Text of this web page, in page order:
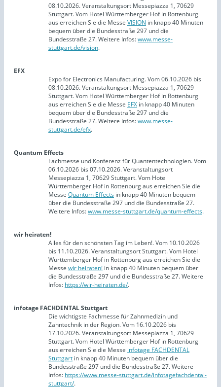
08.10.2026. Veranstaltungsort Messepiazza 1, 70629
Stuttgart. Vom Hotel Württemberger Hof in Rottenburg
aus erreichen Sie die Messe VISION in knapp 40 Minuten
bequem über die Bundesstraße 297 und die
Bundesstraße 27. Weitere Infos:www.messe-
stuttgart.de/vision.
EFX
Expo for Electronics Manufacturing. Vom 06.10.2026 bis
08.10.2026. Veranstaltungsort Messepiazza 1, 70629
Stuttgart. Vom Hotel Württemberger Hof in Rottenburg
aus erreichen Sie die Messe EFX in knapp 40 Minuten
bequem über die Bundesstraße 297 und die
Bundesstraße 27. Weitere Infos:www.messe-
stuttgart.de/efx.
Quantum Effects
Fachmesse und Konferenz für Quantentechnologien. Vom
06.10.2026 bis 07.10.2026. Veranstaltungsort
Messepiazza 1, 70629 Stuttgart. Vom Hotel
Württemberger Hof in Rottenburg aus erreichen Sie die
Messe Quantum Effects in knapp 40 Minuten bequem
über die Bundesstraße 297 und die Bundesstraße 27.
Weitere Infos:www.messe-stuttgart.de/quantum-effects.
wir heiraten!
Alles für den schönsten Tag im Leben!. Vom 10.10.2026
bis 11.10.2026. Veranstaltungsort Stuttgart. Vom Hotel
Württemberger Hof in Rottenburg aus erreichen Sie die
Messe wir heiraten! in knapp 40 Minuten bequem über
die Bundesstraße 297 und die Bundesstraße 27. Weitere
Infos: https://wir-heiraten.de/.
infotage FACHDENTAL Stuttgart
Die wichtigste Fachmesse für Zahnmedizin und
Zahntechnik in der Region. Vom 16.10.2026 bis
17.10.2026. Veranstaltungsort Messepiazza 1, 70629
Stuttgart. Vom Hotel Württemberger Hof in Rottenburg
aus erreichen Sie die Messe infotage FACHDENTAL
Stuttgart in knapp 40 Minuten bequem über die
Bundesstraße 297 und die Bundesstraße 27. Weitere
Infos: https://www.messe-stuttgart.de/infotagefachdental-
stuttgart/.